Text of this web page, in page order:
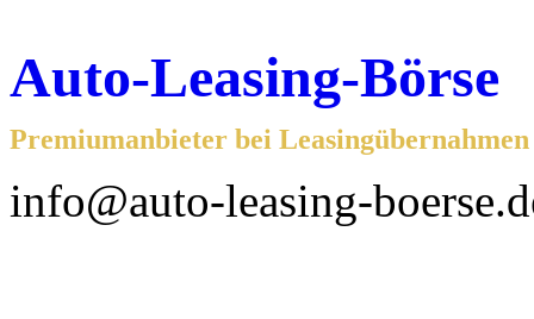
Auto-Leasing-Börse
Premiumanbieter bei
info@auto-leasing-